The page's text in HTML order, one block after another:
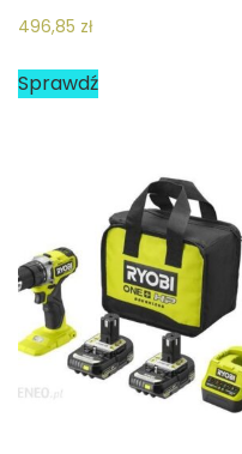
496,85 zł
Sprawdź